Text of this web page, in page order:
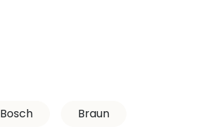
Bosch Braun